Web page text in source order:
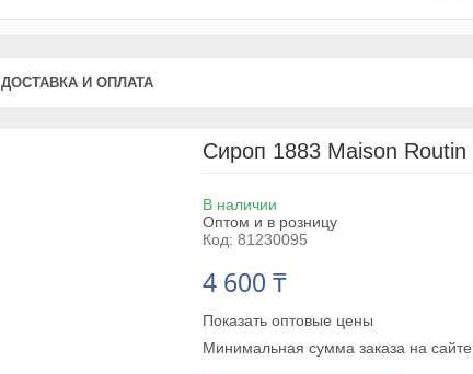
ДОСТАВКА И ОПЛАТА
Сироп 1883 Maison
В наличии
Оптом и в розницу
Код: 81230095
4 600 ₸
Показать оптовые цены
Минимальная сумма заказа на